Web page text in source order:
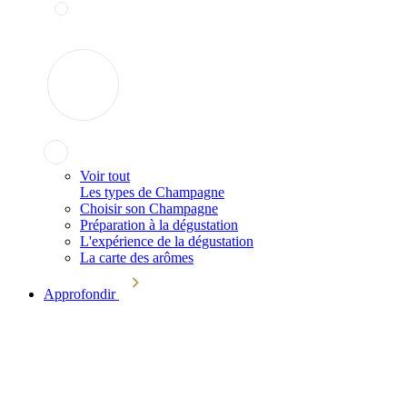
Voir tout
Les types de Champagne
Choisir son Champagne
Préparation à la dégustation
L'expérience de la dégustation
La carte des arômes
Approfondir